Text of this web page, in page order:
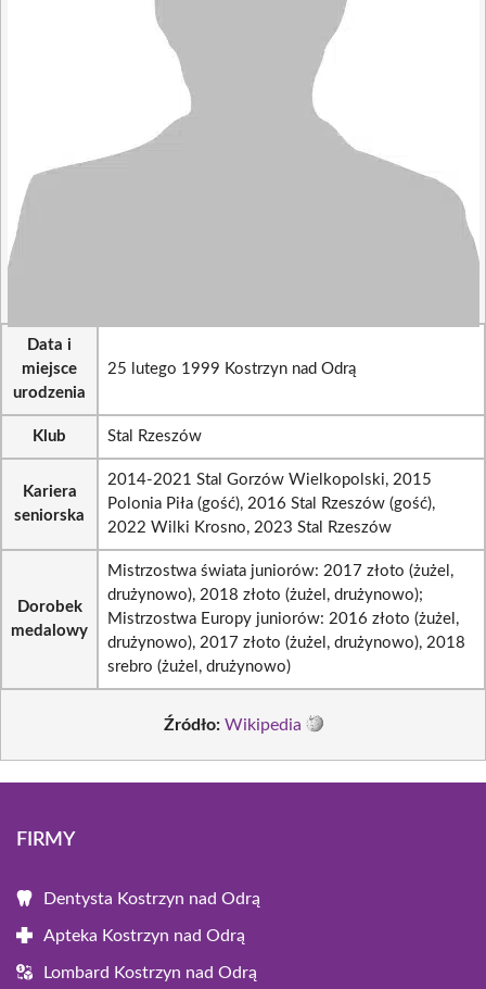
Data i
miejsce
urodzenia
25 lutego 1999 Kostrzyn nad Odrą
Klub Stal Rzeszów
Kariera
seniorska
2014-2021 Stal Gorzów Wielkopolski, 2015
Polonia Piła (gość), 2016 Stal Rzeszów (gość),
2022 Wilki Krosno, 2023 Stal Rzeszów
Dorobek
medalowy
Mistrzostwa świata juniorów: 2017 złoto (żużel,
drużynowo), 2018 złoto (żużel, drużynowo);
Mistrzostwa Europy juniorów: 2016 złoto (żużel,
drużynowo), 2017 złoto (żużel, drużynowo), 2018
srebro (żużel, drużynowo)
Źródło: Wikipedia
FIRMY
Dentysta Kostrzyn nad Odrą
Apteka Kostrzyn nad Odrą
Lombard Kostrzyn nad Odrą